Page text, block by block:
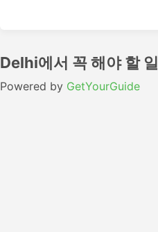
Delhi에서 꼭 해야 할 일
Powered by GetYourGuide